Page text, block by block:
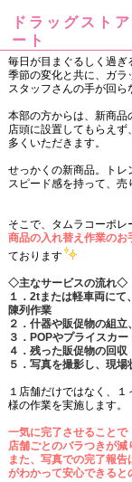
ドラッグスト
ート
毎日が目まぐるしく過ぎ
季節の変化と共に、ガラ
スタッフさんの手が回
本部の方からは、新商品
店頭に設置してもらえ
多くいただきます。
せっかくの新商品。トレ
スピード感を持って、売
そこで、タムラコーポレ
商品の入れ替え作業のお
ております
◇主なサービスの流れ◇
１．2tまたは軽車両にて
陳列作業
２．什器や販促物の組立
３．POPやプライスカ
４．残った販促物の回収
５．写真を撮影し、現
１店舗だけではなく、
様の作業を実施します。
一気に完了させることで
店舗ごとのバラつきが減
また、写真での完了報
がわかって安心できると